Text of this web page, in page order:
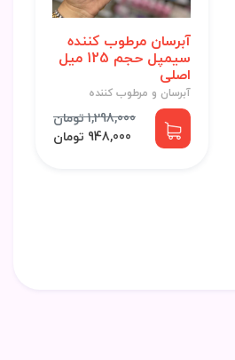
آبرسان مرطوب کننده
سیمپل حجم 125 میل
اصلی
آبرسان و مرطوب کننده
1,298,000 تومان
948,000 تومان